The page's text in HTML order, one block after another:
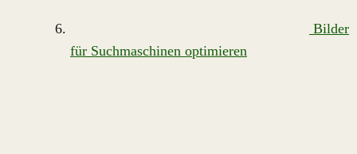
Bilder
für Suchmaschinen optimieren